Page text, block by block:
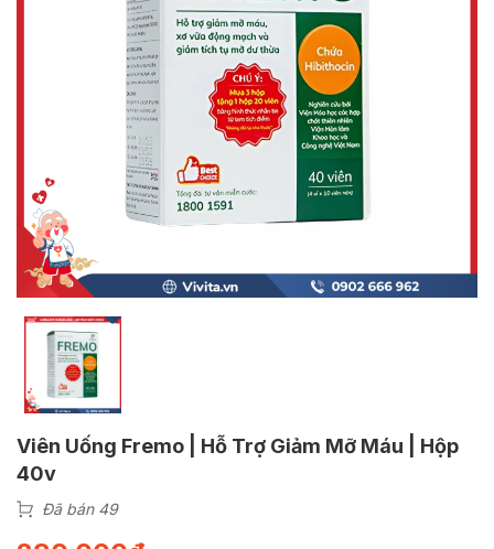
Viên Uống Fremo | Hỗ Trợ Giảm Mỡ Máu | Hộp
40v
Đã bán 49